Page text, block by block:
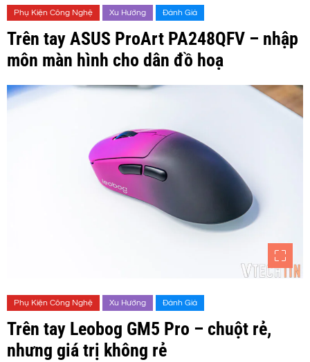
Phụ Kiện Công Nghệ Xu Hướng Đánh Giá
Trên tay ASUS ProArt PA248QFV – nhập
môn màn hình cho dân đồ hoạ
Phụ Kiện Công Nghệ Xu Hướng Đánh Giá
Trên tay Leobog GM5 Pro – chuột rẻ,
nhưng giá trị không rẻ